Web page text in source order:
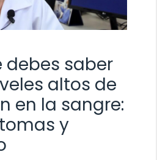
debes saber
altos de
en la sangre:
y